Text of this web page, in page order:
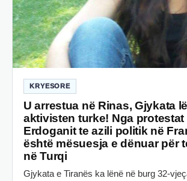
KRYESORE
U arrestua në Rinas, Gjykata
aktivisten turke! Nga
Erdoganit te azili politik në
është mësuesja e dënuar për
në Turqi
Gjykata e Tiranës ka lënë në burg 32-